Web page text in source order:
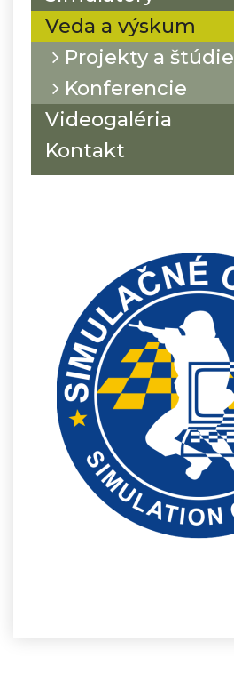
Veda a výskum
Projekty a štúdie
Konferencie
Videogaléria
Kontakt